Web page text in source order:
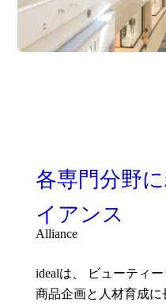
各専門分野
イアンス
Alliance
idealは、 ビューティ
商品企画と人材育成